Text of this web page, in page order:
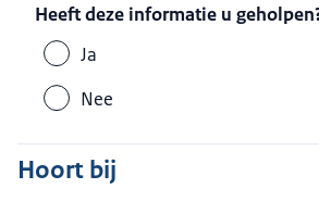
Heeft deze informatie u
Ja
Nee
Hoort bij